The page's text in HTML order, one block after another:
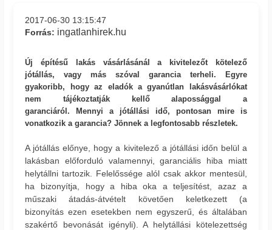
2017-06-30 13:15:47
Forrás: ingatlanhirek.hu
Új építésű lakás vásárlásánál a kivitelezőt kötelező
jótállás, vagy más szóval garancia terheli. Egyre
gyakoribb, hogy az eladók a gyanútlan lakásvásárlókat
nem tájékoztatják kellő alapossággal a
garanciáról.Mennyi a jótállási idő, pontosan mire is
vonatkozik a garancia? Jönnek a legfontosabb részletek.
A jótállás előnye, hogy a kivitelező a jótállási időn belül a
lakásban előforduló valamennyi, garanciális hiba miatt
helytállni tartozik. Felelőssége alól csak akkor mentesül,
ha bizonyítja, hogy a hiba oka a teljesítést, azaz a
műszaki átadás-átvételt követően keletkezett (a
bizonyítás ezen esetekben nem egyszerű, és általában
szakértő bevonását igényli). A helytállási kötelezettség